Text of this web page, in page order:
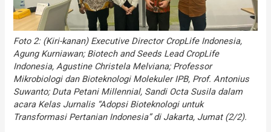
Foto 2: (Kiri-kanan) Executive Director CropLife Indonesia,
Agung Kurniawan; Biotech and Seeds Lead CropLife
Indonesia, Agustine Christela Melviana; Professor
Mikrobiologi dan Bioteknologi Molekuler IPB, Prof. Antonius
Suwanto; Duta Petani Millennial, Sandi Octa Susila dalam
acara Kelas Jurnalis “Adopsi Bioteknologi untuk
Transformasi Pertanian Indonesia” di Jakarta, Jumat (2/2).